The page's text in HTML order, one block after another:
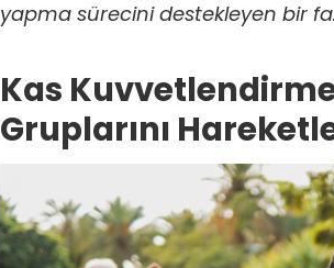
yapma sürecini destekleyen bir
Kas
Gruplarını